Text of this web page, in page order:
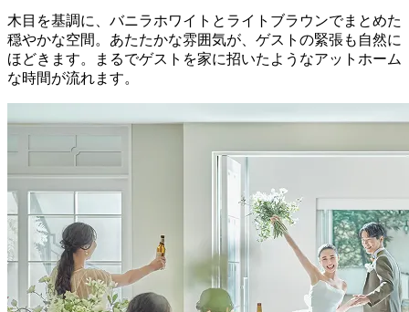
木目を基調に、バニラホワイトとライトブラウンでまとめた
穏やかな空間。あたたかな雰囲気が、ゲストの緊張も自然に
ほどきます。まるでゲストを家に招いたようなアットホーム
な時間が流れます。